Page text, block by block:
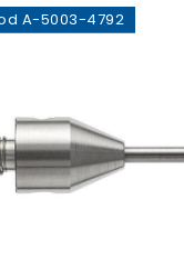
A-5003-4792